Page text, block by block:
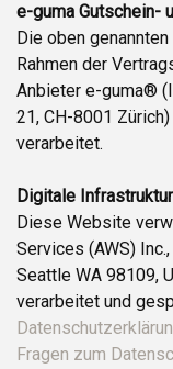
e-guma Gutschein-
Die oben
Rahmen der
Anbieter e-guma®
21, CH-8001
verarbeitet.
Digitale Infrastruktur
Diese Website
Services (AWS)
Seattle WA 98109,
verarbeitet und
Fragen zum